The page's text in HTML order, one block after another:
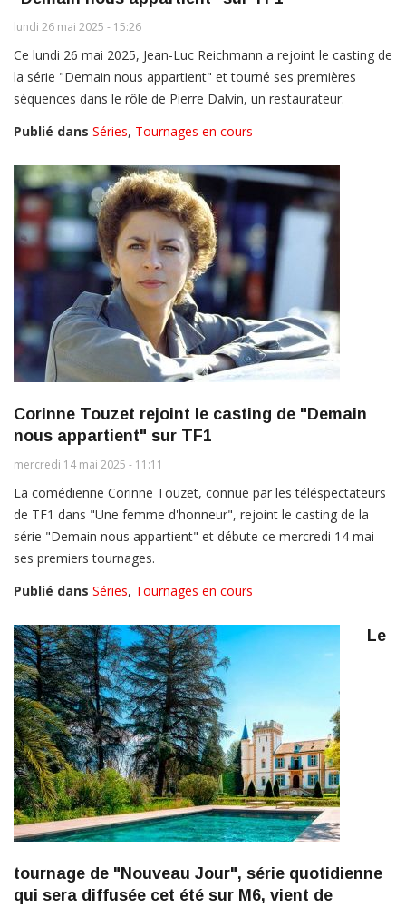
lundi 26 mai 2025 - 15:26
Ce lundi 26 mai 2025, Jean-Luc Reichmann a rejoint le casting de
la série "Demain nous appartient" et tourné ses premières
séquences dans le rôle de Pierre Dalvin, un restaurateur.
Publié dans Séries, Tournages en cours
Corinne Touzet rejoint le casting de "Demain
nous appartient" sur TF1
mercredi 14 mai 2025 - 11:11
La comédienne Corinne Touzet, connue par les téléspectateurs
de TF1 dans "Une femme d'honneur", rejoint le casting de la
série "Demain nous appartient" et débute ce mercredi 14 mai
ses premiers tournages.
Publié dans Séries, Tournages en cours
Le
tournage de "Nouveau Jour", série quotidienne
qui sera diffusée cet été sur M6, vient de